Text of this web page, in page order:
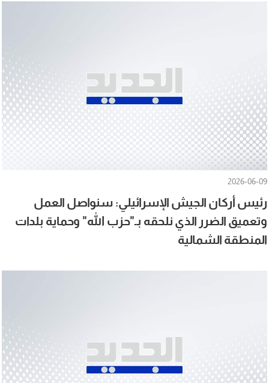
2026-06-09
رئيس أركان الجيش الإسرائيلي: سنواصل العمل
وتعميق الضرر الذي نلحقه بـ"حزب الله" وحماية بلدات
المنطقة الشمالية